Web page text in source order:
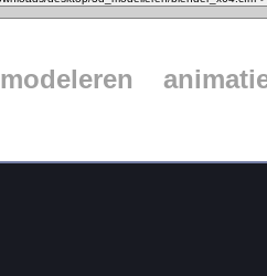
modeleren